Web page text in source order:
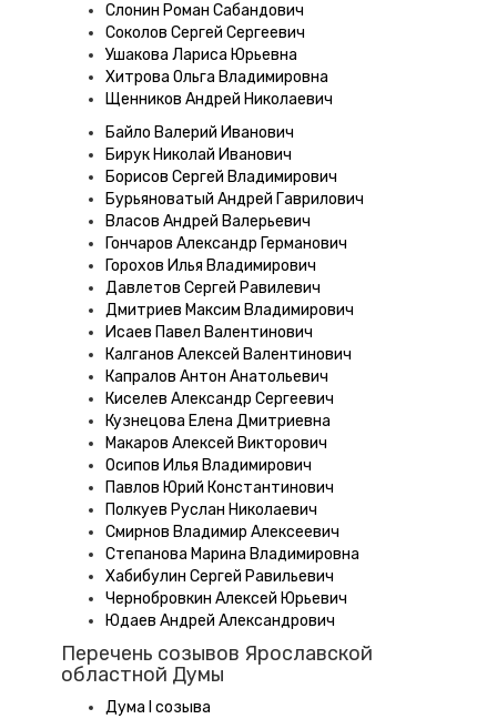
Слонин Роман Сабандович
Соколов Сергей Сергеевич
Ушакова Лариса Юрьевна
Хитрова Ольга Владимировна
Щенников Андрей Николаевич
Байло Валерий Иванович
Бирук Николай Иванович
Борисов Сергей Владимирович
Бурьяноватый Андрей Гаврилович
Власов Андрей Валерьевич
Гончаров Александр Германович
Горохов Илья Владимирович
Давлетов Сергей Равилевич
Дмитриев Максим Владимирович
Исаев Павел Валентинович
Калганов Алексей Валентинович
Капралов Антон Анатольевич
Киселев Александр Сергеевич
Кузнецова Елена Дмитриевна
Макаров Алексей Викторович
Осипов Илья Владимирович
Павлов Юрий Константинович
Полкуев Руслан Николаевич
Смирнов Владимир Алексеевич
Степанова Марина Владимировна
Хабибулин Сергей Равильевич
Чернобровкин Алексей Юрьевич
Юдаев Андрей Александрович
Перечень созывов Ярославской
областной Думы
Дума I созыва